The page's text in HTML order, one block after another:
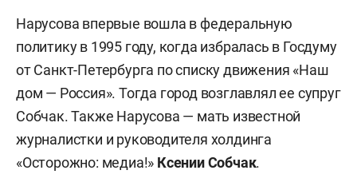
Нарусова впервые вошла в федеральную
политику в 1995 году, когда избралась в Госдуму
от Санкт-Петербурга по списку движения «Наш
дом — Россия». Тогда город возглавлял ее супруг
Собчак. Также Нарусова — мать известной
журналистки и руководителя холдинга
«Осторожно: медиа!» Ксении Собчак.